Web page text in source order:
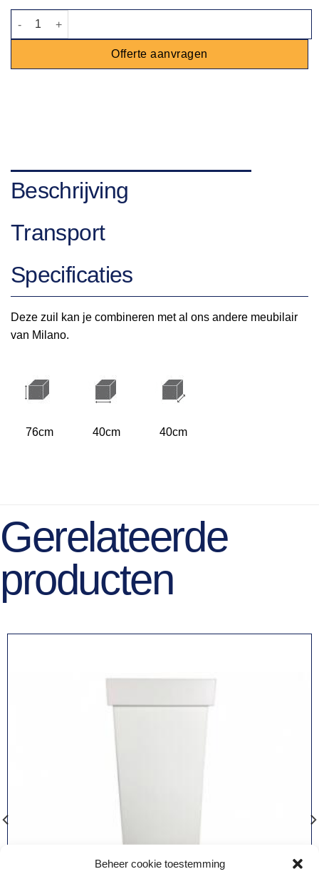
Beheer cookie toestemming
Zuil Milano zwart - M aantal
Offerte aanvragen
Beschrijving
Transport
Specificaties
Deze zuil kan je combineren met al ons andere meubilair
van Milano.
76cm 40cm 40cm
Gerelateerde
producten